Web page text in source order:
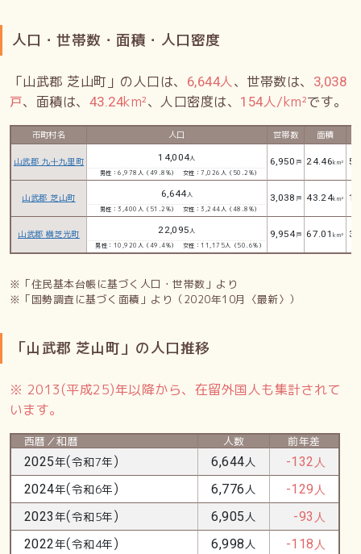
人口・世帯数・面積・人口密度
「山武郡 芝山町」の人口は、 6,644人、世帯数は、 3,038
戸、面積は、 43.24km²、人口密度は、 154人/km²です。
市町村名 人口 世帯数 面積
山武郡 九十九里町 14,004人
男性：6,978人（49.8%）
女性：7,026人（50.2%）
6,950 戸 24.46km²
山武郡 芝山町 6,644 人
男性：3,400人（51.2%）
女性：3,244人（48.8%）
3,038 戸 43.24km²
山武郡 横芝光町 22,095 人
男性：10,920人（49.4%）
女性：11,175人（50.6%）
9,954 戸 67.01km²
※「住民基本台帳に基づく人口・世帯数」より
※「国勢調査に基づく面積」より（2020年10月〈最新〉）
「山武郡 芝山町」の人口推移
※ 2013(平成25)年以降から、在留外国人も集計されて
います。
西暦／和暦 人数 前年差
2025年(令和7年) 6,644人 -132 人
2024年(令和6年) 6,776人 -129 人
2023年(令和5年) 6,905人 -93 人
2022年(令和4年) 6,998人 -118 人